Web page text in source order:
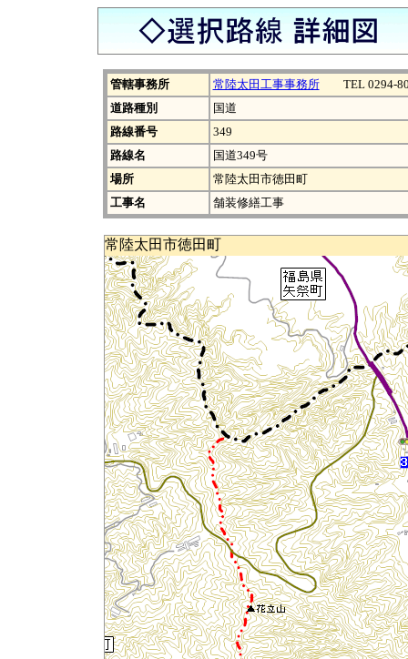
管轄事務所 常陸太田工事事務所TEL 0294-
道路種別
国道
路線番号
349
路線名
国道349号
場所
常陸太田市徳田町
工事名
舗装修繕工事
常陸太田市徳田町